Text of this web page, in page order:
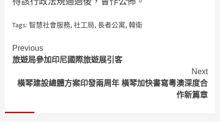
Tags: 智慧社會服務, 社工局, 長者公寓, 韓衛
Continue
Reading
Previous
旅遊局參加印尼國際旅遊展引客
Next
橫琴建設總體方案印發兩周年 橫琴加快書寫粵澳深度合
作新篇章